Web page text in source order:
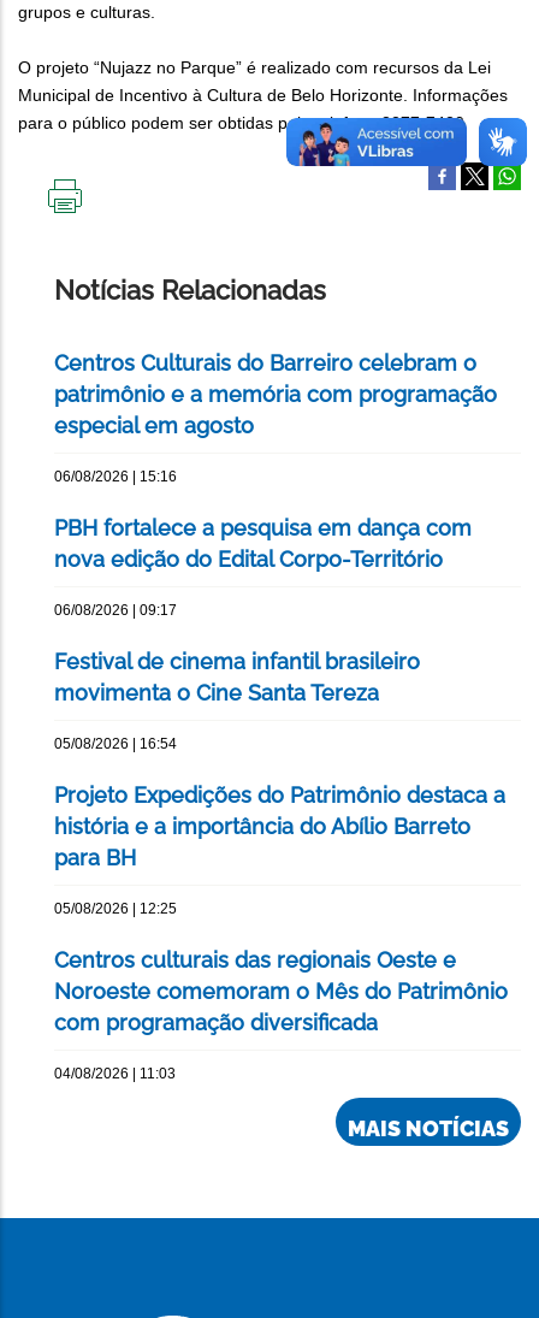
grupos e culturas.
O projeto “Nujazz no Parque” é realizado com recursos da Lei
Municipal de Incentivo à Cultura de Belo Horizonte. Informações
para o público podem ser obtidas pelo telefone 3277-7420
Notícias Relacionadas
Centros Culturais do Barreiro celebram o
patrimônio e a memória com programação
especial em agosto
06/08/2026 | 15:16
PBH fortalece a pesquisa em dança com
nova edição do Edital Corpo-Território
06/08/2026 | 09:17
Festival de cinema infantil brasileiro
movimenta o Cine Santa Tereza
05/08/2026 | 16:54
Projeto Expedições do Patrimônio destaca a
história e a importância do Abílio Barreto
para BH
05/08/2026 | 12:25
Centros culturais das regionais Oeste e
Noroeste comemoram o Mês do Patrimônio
com programação diversificada
04/08/2026 | 11:03
MAIS NOTÍCIAS